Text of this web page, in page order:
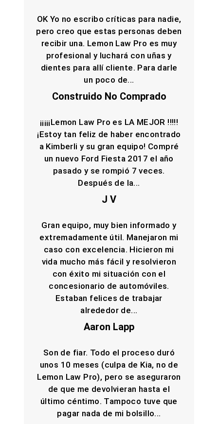
OK Yo no escribo críticas para nadie,
pero creo que estas personas deben
recibir una. Lemon Law Pro es muy
profesional y luchará con uñas y
dientes para allí cliente. Para darle
un poco de...
Construido No Comprado
¡¡¡¡¡Lemon Law Pro es LA MEJOR !!!!!
¡Estoy tan feliz de haber encontrado
a Kimberli y su gran equipo! Compré
un nuevo Ford Fiesta 2017 el año
pasado y se rompió 7 veces.
Después de la...
J V
Gran equipo, muy bien informado y
extremadamente útil. Manejaron mi
caso con excelencia. Hicieron mi
vida mucho más fácil y resolvieron
con éxito mi situación con el
concesionario de automóviles.
Estaban felices de trabajar
alrededor de...
Aaron Lapp
Son de fiar. Todo el proceso duró
unos 10 meses (culpa de Kia, no de
Lemon Law Pro), pero se aseguraron
de que me devolvieran hasta el
último céntimo. Tampoco tuve que
pagar nada de mi bolsillo...